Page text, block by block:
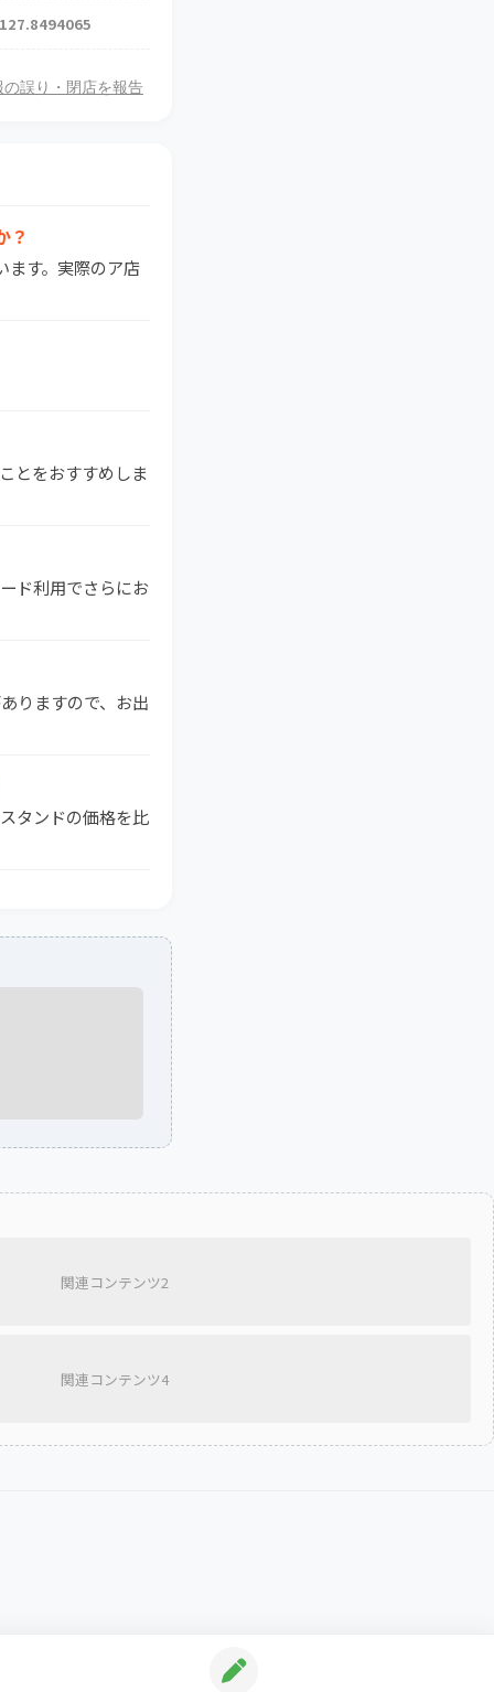
の誤り・閉店を報告
？
ます。実際のア店
とをおすすめしま
ド利用でさらにお
りますので、お出
タンドの価格を比
関連コンテンツ2
関連コンテンツ4